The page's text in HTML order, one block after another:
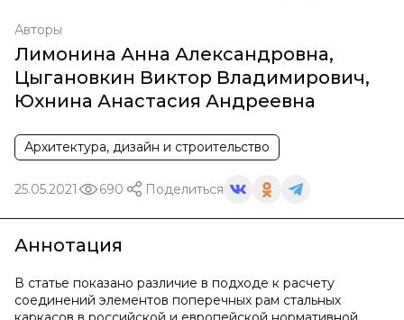
Авторы
Лимонина Анна Александровна,
Цыгановкин Виктор Владимирович,
Юхнина Анастасия Андреевна
Архитектура, дизайн и строительство
25.05.2021 690 Поделиться
Аннотация
В статье показано различие в подходе к расчету
соединений элементов поперечных рам стальных